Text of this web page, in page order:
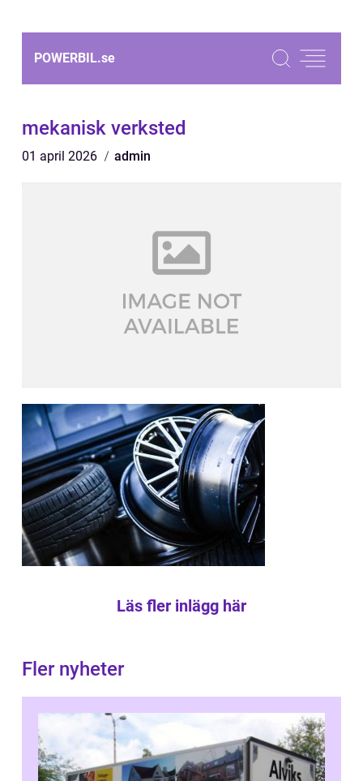
POWERBIL.se
mekanisk verksted
01 april 2026 admin
Läs fler inlägg här
Fler nyheter